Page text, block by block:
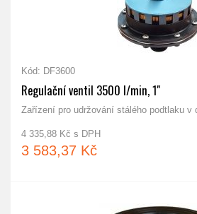
Kód: DF3600
Regulační ventil 3500 l/min, 1"
Zařízení pro udržování stálého podtlaku v
4 335,88 Kč s DPH
3 583,37 Kč